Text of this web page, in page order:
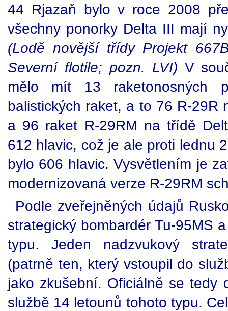
44 Rjazaň bylo v roce 2008
všechny ponorky Delta III mají
(Lodě novější třídy Projekt
Severní flotile; pozn. LVI) V
mělo mít 13 raketonosných
balistických raket, a to 76 R-29R
a 96 raket R-29RM na třídě
612 hlavic, což je ale proti lednu
bylo 606 hlavic. Vysvětlením je
modernizovaná verze R-29RM
Podle zveřejněných údajů
strategický bombardér Tu-95MS
typu. Jeden nadzvukový
(patrně ten, který vstoupil do
jako zkušební. Oficiálně se tedy
službě 14 letounů tohoto typu.